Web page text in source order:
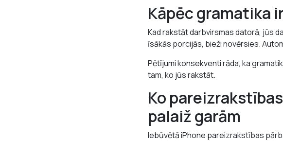
Kāpēc gramatika
Kad rakstāt darbvirsmas datorā, jūs
īsākās porcijās, bieži novērsies.
Pētījumi konsekventi rāda, ka
tam, ko jūs rakstāt.
Ko
palaiž garām
Iebūvētā iPhone pareizrakstības